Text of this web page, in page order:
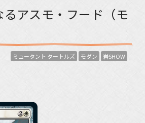
アスモ・フード（モ
ミュータント タートルズ モダン 岩SHOW